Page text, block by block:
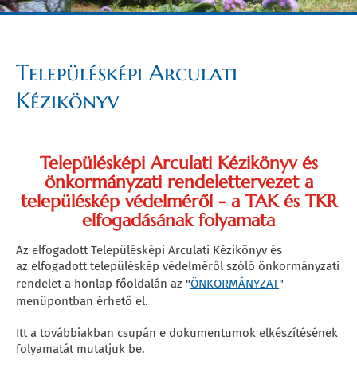
Településképi Arculati
Kézikönyv
Településképi Arculati Kézikönyv és
önkormányzati rendelettervezet a
településkép védelméről - a TAK és TKR
elfogadásának folyamata
Az elfogadott Településképi Arculati Kézikönyv és
az elfogadott településkép védelméről szóló önkormányzati
rendelet a honlap főoldalán az "ÖNKORMÁNYZAT"
menüpontban érhető el.
Itt a továbbiakban csupán e dokumentumok elkészítésének
folyamatát mutatjuk be.